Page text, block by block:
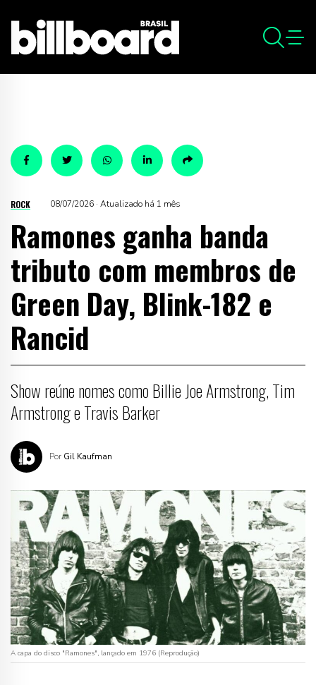
ROCK 08/07/2026 · Atualizado há 1 mês
Ramones ganha banda
tributo com membros de
Green Day, Blink-182 e
Rancid
Show reúne nomes como Billie Joe Armstrong, Tim
Armstrong e Travis Barker
Por Gil Kaufman
A capa do disco "Ramones", lançado em 1976 (Reprodução)